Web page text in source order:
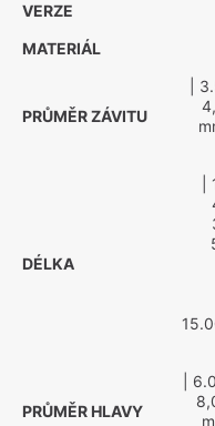
VERZE
MATERIÁL
PRŮMĚR ZÁVITU
|
DÉLKA
PRŮMĚR HLAVY
|